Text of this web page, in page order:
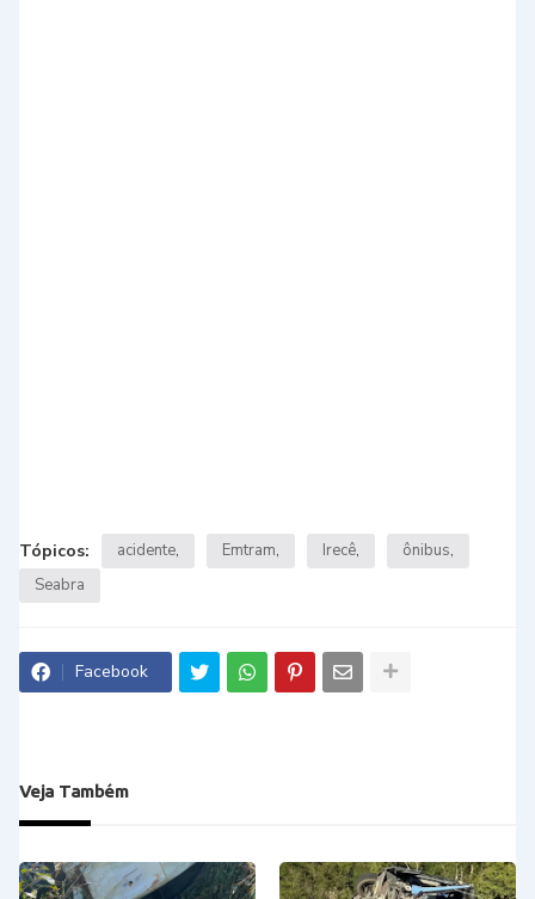
Tópicos: acidente Emtram Irecê
ônibus
Seabra
Facebook
Veja Também